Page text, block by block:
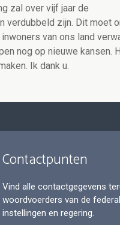
zal over vijf jaar de
verdubbeld zijn. Dit moet
van ons land
nog op nieuwe kansen.
Ik dank u.
Contactpunten
Vind alle contactgegevens
woordvoerders van de
instellingen en regering.